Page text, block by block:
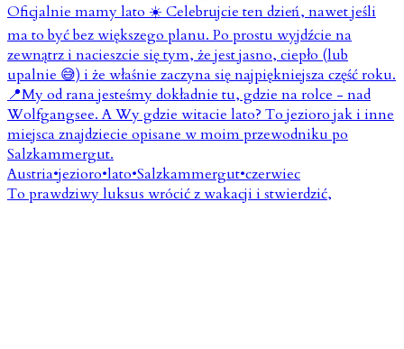
To prawdziwy luksus wrócić z wakacji i stwierdzić,